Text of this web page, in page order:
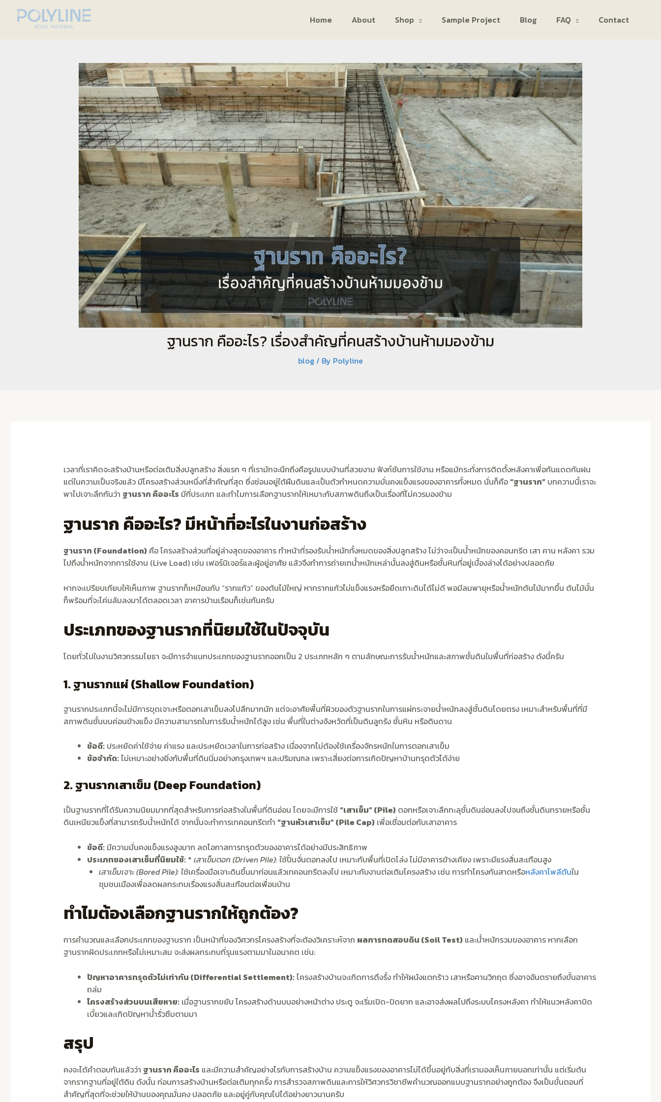
Home About Shop Sample Project Blog FAQ Contact
ฐานราก คืออะไร? เรื่องสำคัญที่คนสร้างบ้านห้ามมองข้าม
blog/ By Polyline
เวลาที่เราคิดจะสร้างบ้านหรือต่อเติมสิ่งปลูกสร้าง สิ่งแรก ๆ ที่เรามักจะนึกถึงคือรูปแบบบ้านที่สวยงาม ฟังก์ชันการใช้งาน หรือแม้กระทั่งการติดตั้งหลังคาเพื่อกันแดดกันฝน
แต่ในความเป็นจริงแล้ว มีโครงสร้างส่วนหนึ่งที่สำคัญที่สุด ซึ่งซ่อนอยู่ใต้ผืนดินและเป็นตัวกำหนดความมั่นคงแข็งแรงของอาคารทั้งหมด นั่นก็คือ“ฐานราก”บทความนี้เราจะ
พาไปเจาะลึกกันว่า ฐานราก คืออะไร มีกี่ประเภท และทำไมการเลือกฐานรากให้เหมาะกับสภาพดินถึงเป็นเรื่องที่ไม่ควรมองข้าม
ฐานราก คืออะไร? มีหน้าที่อะไรในงานก่อสร้าง
ฐานราก (Foundation) คือ โครงสร้างส่วนที่อยู่ล่างสุดของอาคาร ทำหน้าที่รองรับน้ำหนักทั้งหมดของสิ่งปลูกสร้าง ไม่ว่าจะเป็นน้ำหนักของคอนกรีต เสา คาน หลังคา รวม
ไปถึงน้ำหนักจากการใช้งาน (Live Load) เช่น เฟอร์นิเจอร์และผู้อยู่อาศัย แล้วจึงทำการถ่ายเทน้ำหนักเหล่านั้นลงสู่ดินหรือชั้นหินที่อยู่เบื้องล่างได้อย่างปลอดภัย
หากจะเปรียบเทียบให้เห็นภาพ ฐานรากก็เหมือนกับ “รากแก้ว” ของต้นไม้ใหญ่ หากรากแก้วไม่แข็งแรงหรือยึดเกาะดินได้ไม่ดี พอมีลมพายุหรือน้ำหนักต้นไม้มากขึ้น ต้นไม้นั้น
ก็พร้อมที่จะโค่นล้มลงมาได้ตลอดเวลา อาคารบ้านเรือนก็เช่นกันครับ
ประเภทของฐานรากที่นิยมใช้ในปัจจุบัน
โดยทั่วไปในงานวิศวกรรมโยธา จะมีการจำแนกประเภทของฐานรากออกเป็น 2 ประเภทหลัก ๆ ตามลักษณะการรับน้ำหนักและสภาพชั้นดินในพื้นที่ก่อสร้าง ดังนี้ครับ
1. ฐานรากแผ่ (Shallow Foundation)
ฐานรากประเภทนี้จะไม่มีการขุดเจาะหรือตอกเสาเข็มลงไปลึกมากนัก แต่จะอาศัยพื้นที่ผิวของตัวฐานรากในการแผ่กระจายน้ำหนักลงสู่ชั้นดินโดยตรง เหมาะสำหรับพื้นที่ที่มี
สภาพดินชั้นบนค่อนข้างแข็ง มีความสามารถในการรับน้ำหนักได้สูง เช่น พื้นที่ในต่างจังหวัดที่เป็นดินลูกรัง ชั้นหิน หรือดินดาน
ข้อดี:ประหยัดค่าใช้จ่าย ค่าแรง และประหยัดเวลาในการก่อสร้าง เนื่องจากไม่ต้องใช้เครื่องจักรหนักในการตอกเสาเข็ม
ข้อจำกัด:ไม่เหมาะอย่างยิ่งกับพื้นที่ดินนิ่มอย่างกรุงเทพฯ และปริมณฑล เพราะเสี่ยงต่อการเกิดปัญหาบ้านทรุดตัวได้ง่าย
2. ฐานรากเสาเข็ม (Deep Foundation)
เป็นฐานรากที่ได้รับความนิยมมากที่สุดสำหรับการก่อสร้างในพื้นที่ดินอ่อน โดยจะมีการใช้“เสาเข็ม” (Pile) ตอกหรือเจาะลึกทะลุชั้นดินอ่อนลงไปจนถึงชั้นดินทรายหรือชั้น
ดินเหนียวแข็งที่สามารถรับน้ำหนักได้ จากนั้นจะทำการเทคอนกรีตทำ “ฐานหัวเสาเข็ม” (Pile Cap) เพื่อเชื่อมต่อกับเสาอาคาร
ข้อดี:มีความมั่นคงแข็งแรงสูงมาก ลดโอกาสการทรุดตัวของอาคารได้อย่างมีประสิทธิภาพ
ประเภทของเสาเข็มที่นิยมใช้:* เสาเข็มตอก (Driven Pile):ใช้ปั้นจั่นตอกลงไป เหมาะกับพื้นที่เปิดโล่ง ไม่มีอาคารข้างเคียง เพราะมีแรงสั่นสะเทือนสูง
เสาเข็มเจาะ (Bored Pile):ใช้เครื่องมือเจาะดินขึ้นมาก่อนแล้วเทคอนกรีตลงไป เหมาะกับงานต่อเติมโครงสร้าง เช่น การทำโครงกันสาดหรือหลังคาโพลีตันใน
ชุมชนเมืองเพื่อลดผลกระทบเรื่องแรงสั่นสะเทือนต่อเพื่อนบ้าน
ทำไมต้องเลือกฐานรากให้ถูกต้อง?
การคำนวณและเลือกประเภทของฐานราก เป็นหน้าที่ของวิศวกรโครงสร้างที่จะต้องวิเคราะห์จาก ผลการทดสอบดิน (Soil Test) และน้ำหนักรวมของอาคาร หากเลือก
ฐานรากผิดประเภทหรือไม่เหมาะสม จะส่งผลกระทบที่รุนแรงตามมาในอนาคต เช่น:
ปัญหาอาคารทรุดตัวไม่เท่ากัน (Differential Settlement):โครงสร้างบ้านจะเกิดการดึงรั้ง ทำให้ผนังแตกร้าว เสาหรือคานวิกฤต ซึ่งอาจอันตรายถึงขั้นอาคาร
ถล่ม
โครงสร้างส่วนบนเสียหาย:เมื่อฐานรากขยับ โครงสร้างด้านบนอย่างหน้าต่าง ประตู จะเริ่มเปิด-ปิดยาก และอาจส่งผลไปถึงระบบโครงหลังคา ทำให้แนวหลังคาบิด
เบี้ยวและเกิดปัญหาน้ำรั่วซึมตามมา
สรุป
คงจะได้คำตอบกันแล้วว่า ฐานราก คืออะไร และมีความสำคัญอย่างไรกับการสร้างบ้าน ความแข็งแรงของอาคารไม่ได้ขึ้นอยู่กับสิ่งที่เรามองเห็นภายนอกเท่านั้น แต่เริ่มต้น
จากรากฐานที่อยู่ใต้ดิน ดังนั้น ก่อนการสร้างบ้านหรือต่อเติมทุกครั้ง การสำรวจสภาพดินและการให้วิศวกรวิชาชีพคำนวณออกแบบฐานรากอย่างถูกต้อง จึงเป็นขั้นตอนที่
สำคัญที่สุดที่จะช่วยให้บ้านของคุณมั่นคง ปลอดภัย และอยู่คู่กับคุณไปได้อย่างยาวนานครับ